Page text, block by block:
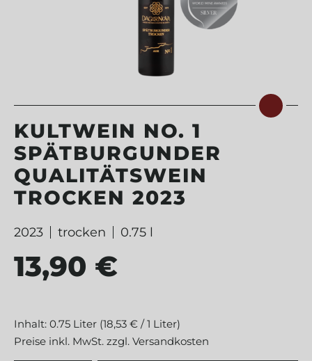
KULTWEIN NO. 1
SPÄTBURGUNDER
QUALITÄTSWEIN
TROCKEN 2023
2023 trocken 0.75 l
Regulärer Preis:
13,90 €
Inhalt: 0.75 Liter (18,53 € / 1 Liter)
Preise inkl. MwSt. zzgl. Versandkosten